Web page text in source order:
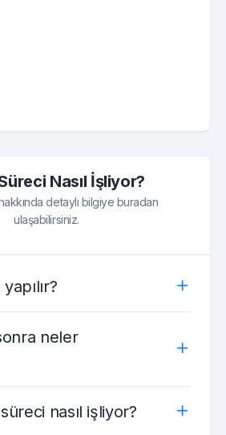
Nasıl İşliyor?
detaylı bilgiye buradan
ulaşabilirsiniz.
neler
nasıl işliyor?